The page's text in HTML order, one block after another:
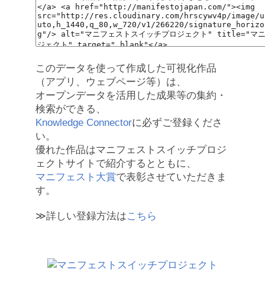
このデータを使って作成した可視化作品
（アプリ、ウェブページ等）は、
オープンデータを活用した成果等の集約・
検索ができる、
Knowledge Connectorに必ずご登録くださ
い。
優れた作品はマニフェストスイッチプロジ
ェクトサイトで紹介するとともに、
マニフェスト大賞で表彰させていただきま
す。
≫詳しい登録方法はこちら